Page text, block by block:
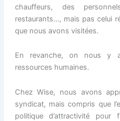
chauffeurs, des
restaurants…, mais pas celui
que nous avons visitées.
En revanche, on nous y
ressources humaines.
Chez Wise, nous avons
syndicat, mais compris que
politique d’attractivité